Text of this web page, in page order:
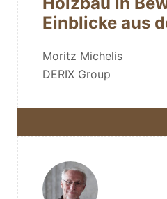
Einblicke aus
Moritz Michelis
DERIX Group